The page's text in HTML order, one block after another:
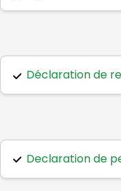
Déclaration de
Declaration de